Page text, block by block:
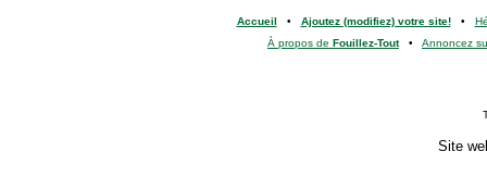
Accueil • Ajoutez (modifiez) votre site!•
À propos de Fouillez-Tout• Annoncez
Site